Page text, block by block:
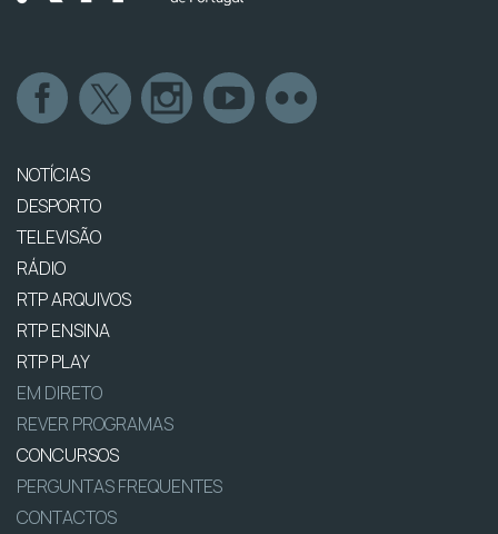
NOTÍCIAS
DESPORTO
TELEVISÃO
RÁDIO
RTP ARQUIVOS
RTP ENSINA
RTP PLAY
EM DIRETO
REVER PROGRAMAS
CONCURSOS
PERGUNTAS FREQUENTES
CONTACTOS